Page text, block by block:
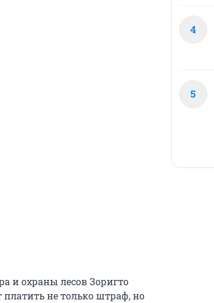
и охраны лесов Зоригто
не только штраф, но
4
5